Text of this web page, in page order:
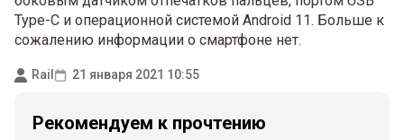
Type-C и операционной системой Android 11. Больше к
сожалению информации о смартфоне нет.
Rail 21 января 2021 10:55
Рекомендуем к прочтению